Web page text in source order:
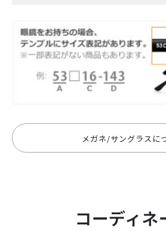
メガネ/サングラスに
コーディネ